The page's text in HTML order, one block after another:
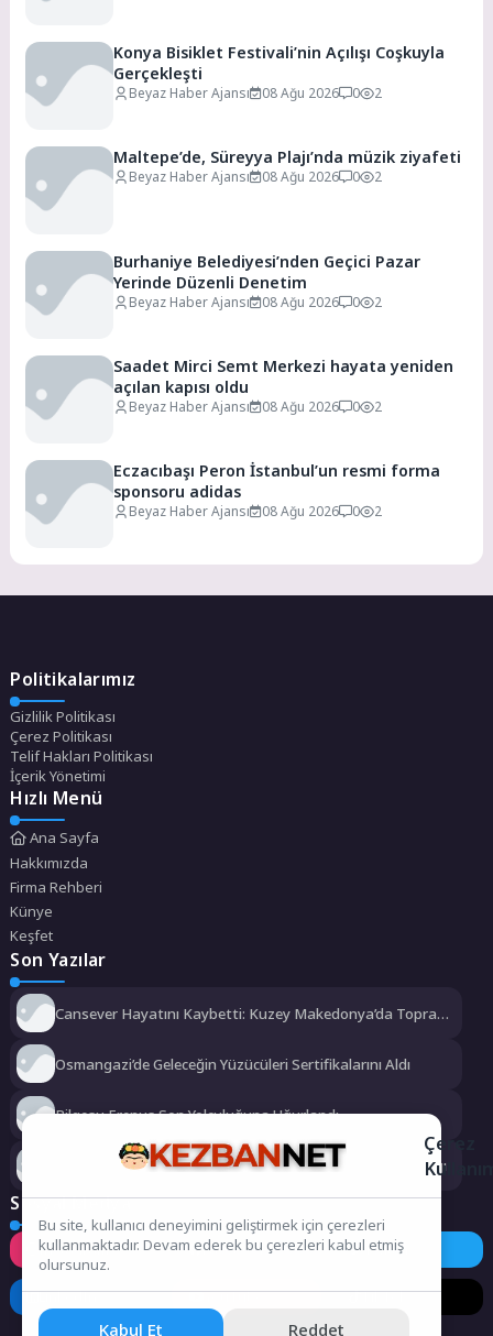
Konya Bisiklet Festivali’nin Açılışı Coşkuyla
Gerçekleşti
Beyaz Haber Ajansı 08 Ağu 2026 0 2
Maltepe’de, Süreyya Plajı’nda müzik ziyafeti
Beyaz Haber Ajansı 08 Ağu 2026 0 2
Burhaniye Belediyesi’nden Geçici Pazar
Yerinde Düzenli Denetim
Beyaz Haber Ajansı 08 Ağu 2026 0 2
Saadet Mirci Semt Merkezi hayata yeniden
açılan kapısı oldu
Beyaz Haber Ajansı 08 Ağu 2026 0 2
Eczacıbaşı Peron İstanbul’un resmi forma
sponsoru adidas
Beyaz Haber Ajansı 08 Ağu 2026 0 2
Politikalarımız
Gizlilik Politikası
Çerez Politikası
Telif Hakları Politikası
İçerik Yönetimi
Hızlı Menü
Ana Sayfa
Hakkımızda
Firma Rehberi
Künye
Keşfet
Son Yazılar
Cansever Hayatını Kaybetti: Kuzey Makedonya’da Toprağa
Osmangazi’de Geleceğin Yüzücüleri Sertifikalarını Aldı
Bilgesu Erenus Son Yolculuğuna Uğurlandı
Urla Belediyesi’nden ücretsiz üniversite tercih danışmanlığı
Sosyal Medya
Instagram Facebook Twitter
LinkedIn YouTube TikTok
Çerez
Bu site, kullanıcı deneyimini geliştirmek için çerezleri
kullanmaktadır. Devam ederek bu çerezleri kabul etmiş
olursunuz.
Kabul Et Reddet